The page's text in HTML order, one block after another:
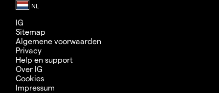
IG
Sitemap
Algemene voorwaarden
Privacy
Help en support
Over IG
Cookies
Impressum